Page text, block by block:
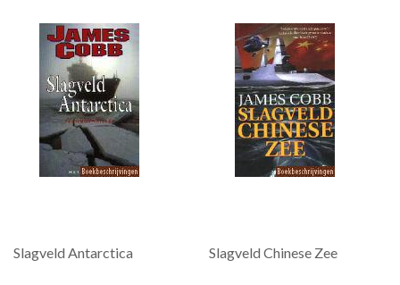
Slagveld Antarctica Slagveld Chinese Zee